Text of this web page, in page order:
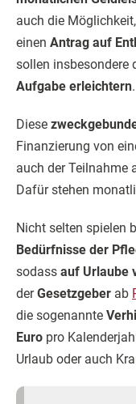
auch die
einen Antrag auf
sollen insbesondere
Aufgabe erleichtern.
Diese
Finanzierung von
auch der Teilnahme
Dafür stehen
Nicht selten spielen
Bedürfnisse der
sodass auf Urlaube
derGesetzgeber ab
die sogenannte
Euro pro
Urlaub oder auch